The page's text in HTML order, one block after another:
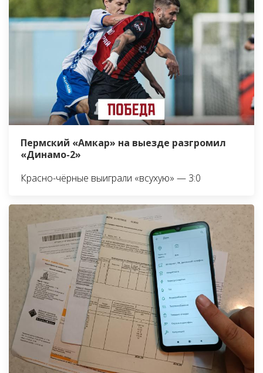
Пермский «Амкар» на выезде разгромил
«Динамо-2»
Красно-чёрные выиграли «всухую» — 3:0